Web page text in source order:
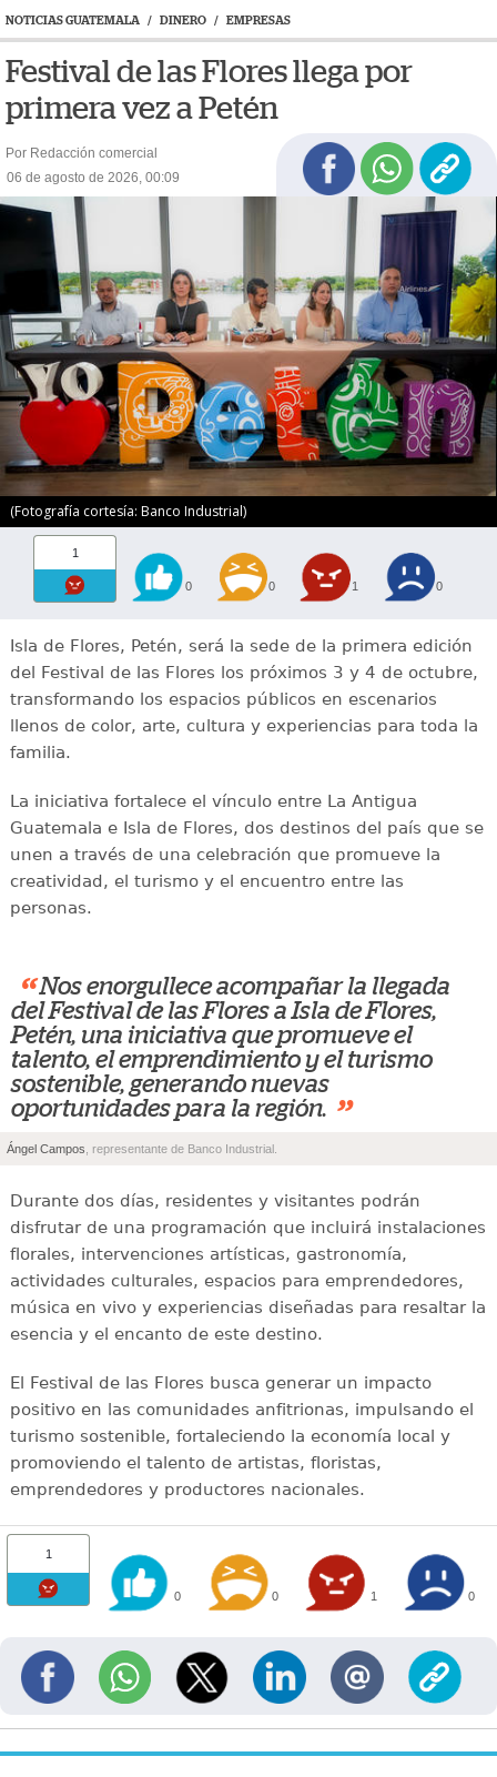
NOTICIAS GUATEMALA / DINERO / EMPRESAS
Festival de las Flores llega por
primera vez a Petén
Por Redacción comercial
06 de agosto de 2026, 00:09
(Fotografía cortesía: Banco Industrial)
1
0 0 1 0
Isla de Flores, Petén, será la sede de la primera edición
del Festival de las Flores los próximos 3 y 4 de octubre,
transformando los espacios públicos en escenarios
llenos de color, arte, cultura y experiencias para toda la
familia.
La iniciativa fortalece el vínculo entre La Antigua
Guatemala e Isla de Flores, dos destinos del país que se
unen a través de una celebración que promueve la
creatividad, el turismo y el encuentro entre las
personas.
“ Nos enorgullece acompañar la llegada
del Festival de las Flores a Isla de Flores,
Petén, una iniciativa que promueve el
talento, el emprendimiento y el turismo
sostenible, generando nuevas
oportunidades para la región. ”
Ángel Campos , representante de Banco Industrial.
Durante dos días, residentes y visitantes podrán
disfrutar de una programación que incluirá instalaciones
florales, intervenciones artísticas, gastronomía,
actividades culturales, espacios para emprendedores,
música en vivo y experiencias diseñadas para resaltar la
esencia y el encanto de este destino.
El Festival de las Flores busca generar un impacto
positivo en las comunidades anfitrionas, impulsando el
turismo sostenible, fortaleciendo la economía local y
promoviendo el talento de artistas, floristas,
emprendedores y productores nacionales.
1
0 0 1 0